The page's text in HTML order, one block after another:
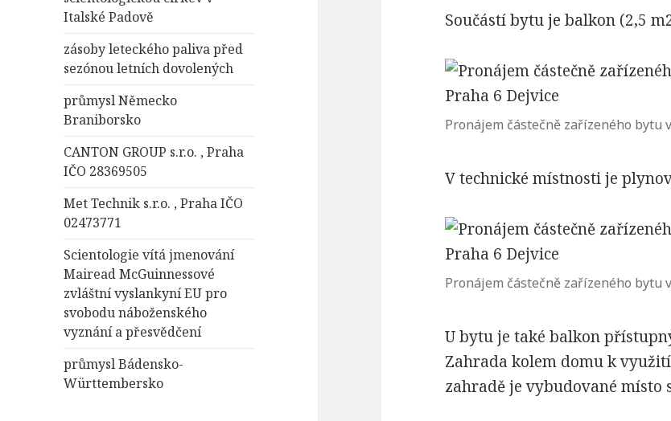
Italské Padově
zásoby leteckého paliva před
sezónou letních dovolených
průmysl Německo
Braniborsko
CANTON GROUP s.r.o. , Praha
IČO 28369505
Met Technik s.r.o. , Praha IČO
02473771
Scientologie vítá jmenování
Mairead McGuinnessové
zvláštní vyslankyní EU pro
svobodu náboženského
vyznání a přesvědčení
průmysl Bádensko-
Württembersko
Součástí bytu je balkon (2,5
Pronájem částečně zařízeného bytu
V technické místnosti je
Pronájem částečně zařízeného bytu
U bytu je také balkon
Zahrada kolem domu k
zahradě je vybudované místo